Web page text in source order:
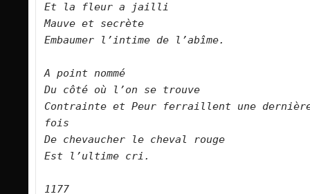
Et la fleur a jailli
Mauve et secrète
Embaumer l’intime de l’abîme.
A point nommé
Du côté où l’on se trouve
Contrainte et Peur ferraillent une
fois
De chevaucher le cheval rouge
Est l’ultime cri.